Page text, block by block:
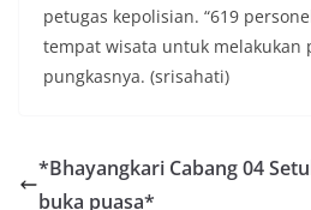
petugas kepolisian. “619
tempat wisata untuk melakukan
pungkasnya. (srisahati)
*Bhayangkari Cabang 04
buka puasa*